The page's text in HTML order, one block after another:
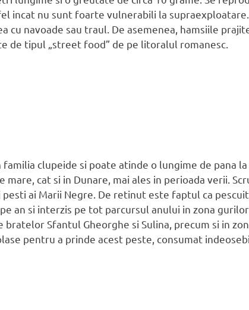
incat nu sunt foarte vulnerabili la supraexploatare.
cu navoade sau traul. De asemenea, hamsiile
de tipul „street food” de pe litoralul romanesc.
clupeide si poate atinde o lungime de pana la
mare, cat si in Dunare, mai ales in perioada verii.
ai Marii Negre. De retinut este faptul ca
an si interzis pe tot parcursul anului in zona
bratelor Sfantul Gheorghe si Sulina, precum si in
pentru a prinde acest peste, consumat